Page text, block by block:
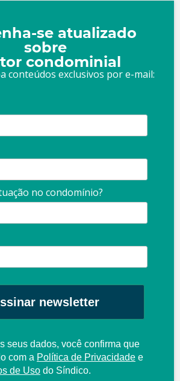
se atualizado
sobre
condominial
conteúdos exclusivos por e-mail:
no condomínio?
newsletter
seus dados, você confirma que
com a Política de Privacidade e
de Uso do Síndico.